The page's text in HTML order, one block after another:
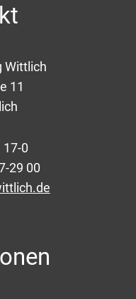
Wittlich
11
17-0
29 00